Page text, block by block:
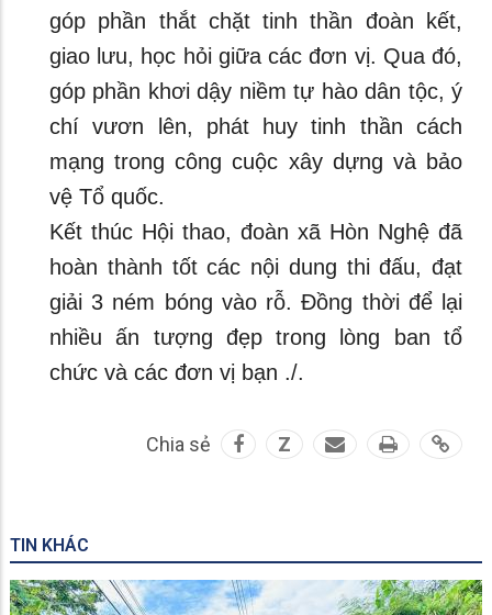
góp phần thắt chặt tinh thần đoàn kết,
giao lưu, học hỏi giữa các đơn vị. Qua đó,
góp phần khơi dậy niềm tự hào dân tộc, ý
chí vươn lên, phát huy tinh thần cách
mạng trong công cuộc xây dựng và bảo
vệ Tổ quốc.
Kết thúc Hội thao, đoàn xã Hòn Nghệ đã
hoàn thành tốt các nội dung thi đấu, đạt
giải 3 ném bóng vào rỗ. Đồng thời để lại
nhiều ấn tượng đẹp trong lòng ban tổ
chức và các đơn vị bạn ./.
Chia sẻ Z
TIN KHÁC